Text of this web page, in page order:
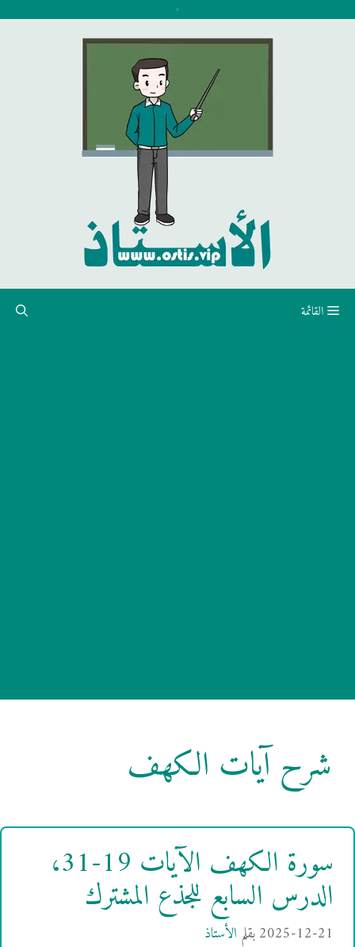
القائمة
شرح آيات الكهف
سورة الكهف الآيات 19-31،
الدرس السابع للجذع المشترك
2025-12-21بقلم الأستاذ